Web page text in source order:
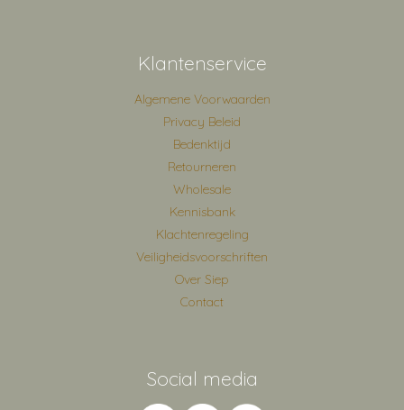
Klantenservice
Algemene Voorwaarden
Privacy Beleid
Bedenktijd
Retourneren
Wholesale
Kennisbank
Klachtenregeling
Veiligheidsvoorschriften
Over Siep
Contact
Social media